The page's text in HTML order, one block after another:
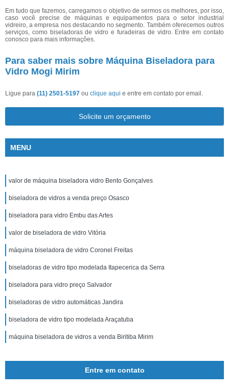
Em tudo que fazemos, carregamos o objetivo de sermos os melhores, por isso,
caso você precise de máquinas e equipamentos para o setor industrial
vidreiro, a empresa nos destacando no segmento. Também oferecemos outros
serviços, como biseladoras de vidro e furadeiras de vidro. Entre em contato
conosco para mais informações.
Para saber mais sobre Máquina Biseladora para
Vidro Mogi Mirim
Ligue para (11) 2501-5197 ou clique aqui e entre em contato por email.
Solicite um orçamento
MENU
valor de máquina biseladora vidro Bento Gonçalves
biseladora de vidros a venda preço Osasco
biseladora para vidro Embu das Artes
valor de biseladora de vidro Vitória
máquina biseladora de vidro Coronel Freitas
biseladoras de vidro tipo modelada Itapecerica da Serra
biseladora para vidro preço Salvador
biseladoras de vidro automáticas Jandira
biseladora de vidro tipo modelada Araçatuba
máquina biseladora de vidros a venda Biritiba Mirim
Entre em contato